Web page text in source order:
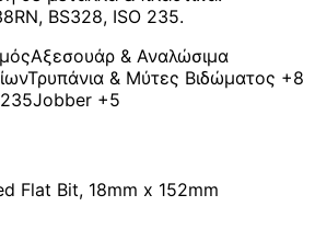
BS328, ISO 235.
Αξεσουάρ & Αναλώσιμα
Τρυπάνια & Μύτες Βιδώματος +8
Jobber +5
Flat Bit, 18mm x 152mm